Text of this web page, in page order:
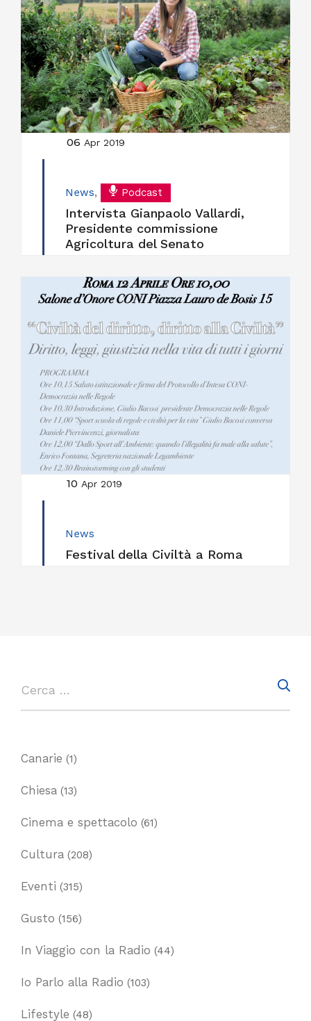
06 Apr 2019
News, Podcast
Intervista Gianpaolo Vallardi,
Presidente commissione
Agricoltura del Senato
10 Apr 2019
News
Festival della Civiltà a Roma
Canarie (1)
Chiesa (13)
Cinema e spettacolo (61)
Cultura (208)
Eventi (315)
Gusto (156)
In Viaggio con la Radio (44)
Io Parlo alla Radio (103)
Lifestyle (48)